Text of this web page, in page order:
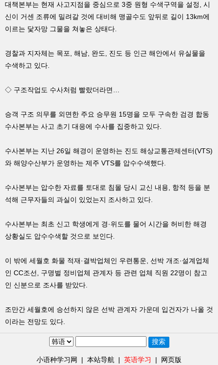
대책본부는 현재 사고지점을 중심으로 3중 원형 수색구역을 설정, 시
신이 거센 조류에 밀려갈 것에 대비해 맹골수도 앞뒤로 길이 13km에
이르는 닻자망 그물을 쳐놓은 상태다.
경찰과 지자체는 목포, 해남, 완도, 진도 등 인근 해안에서 유실물을
수색하고 있다.
◇ 구조작업도 수사처럼 빨랐더라면…
승객 구조 의무를 외면한 주요 승무원 15명을 모두 구속한 검경 합동
수사본부는 사고 초기 대응에 수사를 집중하고 있다.
수사본부는 지난 26일 해경이 운영하는 진도 해상교통관제센터(VTS)
와 해양수산부가 운영하는 제주 VTS를 압수수색했다.
수사본부는 압수한 자료를 토대로 침몰 당시 교신 내용, 항적 등을 분
석해 근무자들의 과실이 있었는지 조사하고 있다.
수사본부는 최초 신고 학생에게 경·위도를 물어 시간을 허비한 해경
상황실도 압수수색할 것으로 보인다.
이 밖에 세월호 화물 적재·결박업체인 우련통운, 선박 개조·설계업체
인 CC조선, 구명벌 정비업체 관계자 등 관련 업체 직원 22명이 참고
인 신분으로 조사를 받았다.
조만간 세월호에 승선하지 않은 선박 관계자 가운데 입건자가 나올 것
이라는 전망도 있다.
小语种学习网 | 本站导航 | 英语学习 | 网页版